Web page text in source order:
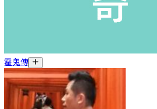
霍鬼傳